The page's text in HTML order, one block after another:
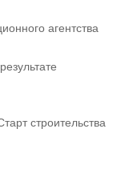
агентства
строительства